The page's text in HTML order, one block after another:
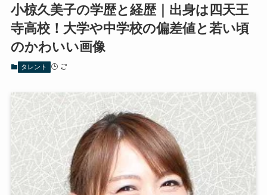
小椋久美子の学歴と経歴｜出身は四天王
寺高校！大学や中学校の偏差値と若い頃
のかわいい画像
タレント